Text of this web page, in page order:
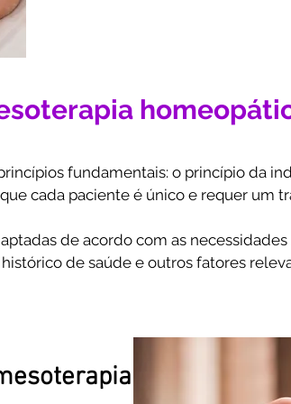
reconhecida como uma abordagem
fundamentais: o princípio da
cada paciente é único e requer um
de acordo com as
de saúde e outros fatores
diluídas podem ter propriedades